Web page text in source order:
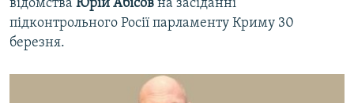
відомства Юрій Абісов на засіданні
підконтрольного Росії парламенту Криму 30
березня.